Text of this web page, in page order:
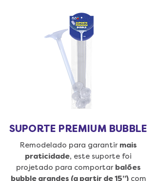
SUPORTE PREMIUM BUBBLE
Remodelado para garantir mais
praticidade, este suporte foi
projetado para comportar balões
bubble grandes (a partir de 15”)com